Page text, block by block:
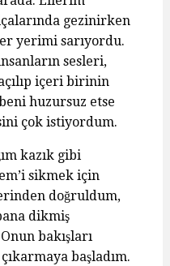
gezinirken
yerimi sarıyordu.
sesleri,
içeri birinin
huzursuz etse
çok istiyordum.
kazık gibi
sikmek için
doğruldum,
dikmiş
bakışları
başladım.